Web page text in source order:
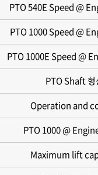
PTO 540E Speed @
PTO 1000 Speed @
PTO 1000E Speed @
PTO Shaft 형
Operation and
PTO 1000 @
Maximum lift